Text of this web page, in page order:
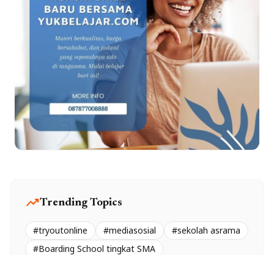
trending_upTrending Topics
#tryoutonline #mediasosial
#sekolah asrama
#Boarding School tingkat SMA